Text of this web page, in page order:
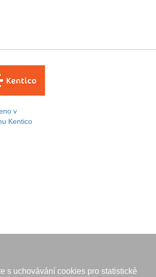
s uchovávání cookies pro statistické
v
Kentico